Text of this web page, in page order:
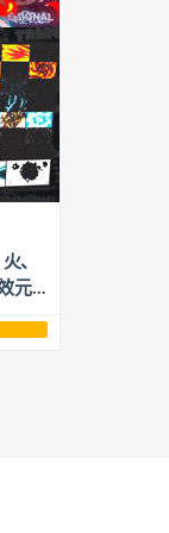
、
元